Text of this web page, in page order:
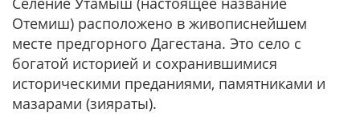
Отемиш) расположено в живописнейшем
месте предгорного Дагестана. Это село с
богатой историей и сохранившимися
историческими преданиями, памятниками и
мазарами (зияраты).